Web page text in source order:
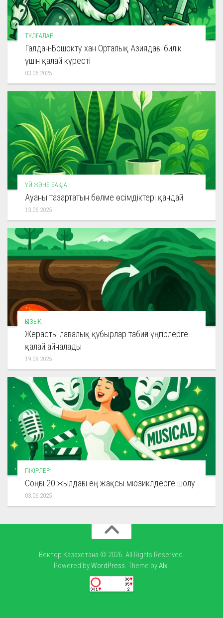
ТҰЛҒАЛАР
Галдан-Бошокту хан Орталық Азиядағы билік
үшін қалай күресті
03.06.2025
ҮЙ ЖӘНЕ БАҚША
Ауаны тазартатын бөлме өсімдіктері қандай
13.06.2025
ҚЫЗЫҚ
Жерасты лавалық құбырлар табиғи үңгірлерге
қалай айналады
19.08.2025
ПІКІРЛЕР
Соңғы 20 жылдағы ең жақсы мюзиклдерге шолу
03.06.2025
Вектор Казахстана © 2026. All Rights Reserved.
Powered byWordPress. Theme byAlx.